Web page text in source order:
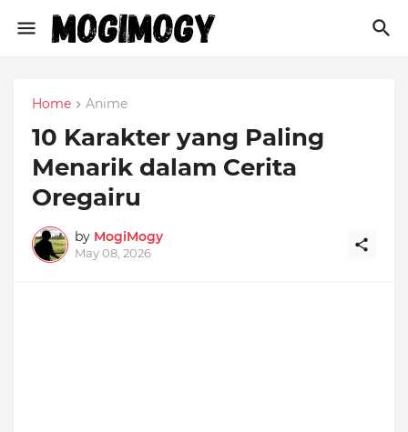
Home Anime
10 Karakter yang Paling
Menarik dalam Cerita
Oregairu
by MogiMogy
May 08, 2026